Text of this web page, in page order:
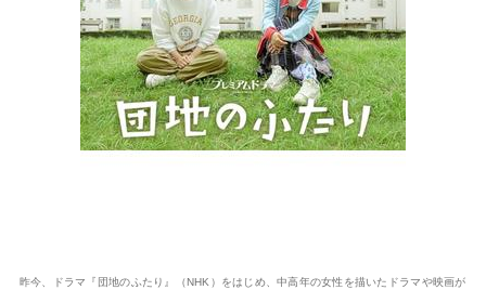
昨今、ドラマ『団地のふたり』（NHK）をはじめ、中高年の女性を描いたドラマや映画が